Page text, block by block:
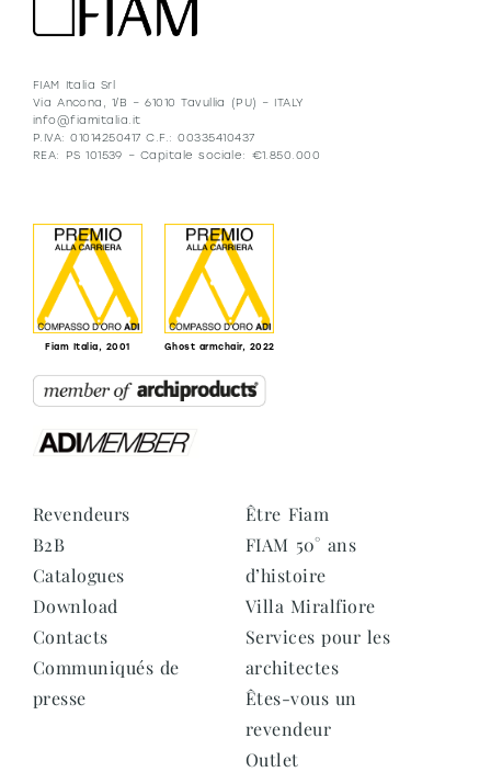
FIAM Italia Srl
Via Ancona, 1/B – 61010 Tavullia (PU) – ITALY
info@fiamitalia.it
P.IVA: 01014250417 C.F.: 00335410437
REA: PS 101539 – Capitale sociale: €1.850.000
Fiam Italia, 2001 Ghost armchair, 2022
Revendeurs
B2B
Catalogues
Download
Contacts
Communiqués de
presse
Être Fiam
FIAM 50° ans
d’histoire
Villa Miralfiore
Services pour les
architectes
Êtes-vous un
revendeur
Outlet